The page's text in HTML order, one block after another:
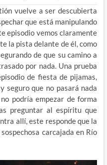
vuelve a ser descubierta
que está manipulando
episodio vemos claramente
la pista delante de él, como
de que su camino a
por nada. Una prueba
de fiesta de pijamas,
seguro que no pasará nada
podría empezar de forma
preguntar al espíritu que
allí, este responde que la
carcajada en Río